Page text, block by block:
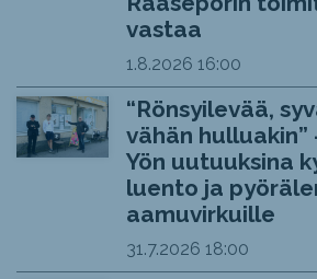
vastaa
1.8.2026 16:00
“Rönsyilevää,
vähän
Yön uutuuksina
luento ja
aamuvirkuille
31.7.2026 18:00